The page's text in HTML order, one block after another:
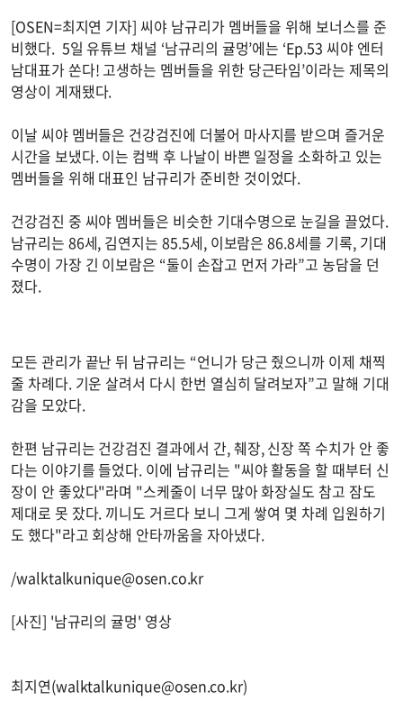
[OSEN=최지연 기자] 씨야 남규리가 멤버들을 위해 보너스를 준
비했다. 5일 유튜브 채널 ‘남규리의 귤멍’에는 ‘Ep.53 씨야 엔터
남대표가 쏜다! 고생하는 멤버들을 위한 당근타임’이라는 제목의
영상이 게재됐다.
이날 씨야 멤버들은 건강검진에 더불어 마사지를 받으며 즐거운
시간을 보냈다. 이는 컴백 후 나날이 바쁜 일정을 소화하고 있는
멤버들을 위해 대표인 남규리가 준비한 것이었다.
건강검진 중 씨야 멤버들은 비슷한 기대수명으로 눈길을 끌었다.
남규리는 86세, 김연지는 85.5세, 이보람은 86.8세를 기록, 기대
수명이 가장 긴 이보람은 “둘이 손잡고 먼저 가라”고 농담을 던
졌다.
모든 관리가 끝난 뒤 남규리는 “언니가 당근 줬으니까 이제 채찍
줄 차례다. 기운 살려서 다시 한번 열심히 달려보자”고 말해 기대
감을 모았다.
한편 남규리는 건강검진 결과에서 간, 췌장, 신장 쪽 수치가 안 좋
다는 이야기를 들었다. 이에 남규리는 "씨야 활동을 할 때부터 신
장이 안 좋았다"라며 "스케줄이 너무 많아 화장실도 참고 잠도
제대로 못 잤다. 끼니도 거르다 보니 그게 쌓여 몇 차례 입원하기
도 했다"라고 회상해 안타까움을 자아냈다.
/walktalkunique@osen.co.kr
[사진] '남규리의 귤멍' 영상
최지연(walktalkunique@osen.co.kr)